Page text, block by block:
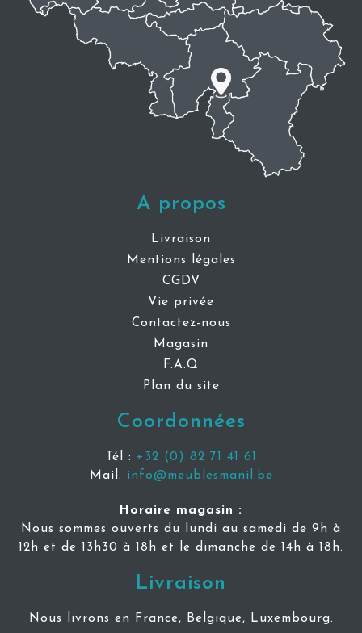
A propos
Livraison
Mentions légales
CGDV
Vie privée
Contactez-nous
Magasin
F.A.Q
Plan du site
Coordonnées
Tél : +32 (0) 82 71 41 61
Mail. info@meublesmanil.be
Horaire magasin :
Nous sommes ouverts du lundi au samedi de 9h à
12h et de 13h30 à 18h et le dimanche de 14h à 18h.
Livraison
Nous livrons en France, Belgique, Luxembourg.